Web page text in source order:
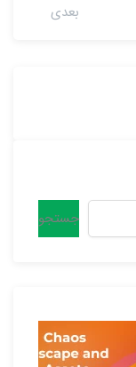
بعدی
جستجو